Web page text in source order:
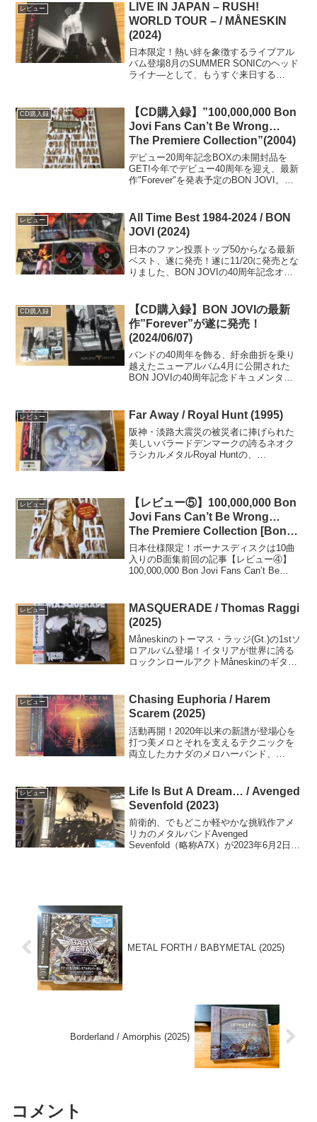
(200...
レビュー
LIVE IN JAPAN – RUSH!
WORLD TOUR – / MÅNESKIN
(2024)
日本限定！熱い絆を象徴するライブアル
バム登場8月のSUMMER SONICのヘッド
ライナ―として、もうすぐ来日する
う、理想的な人気の好循環を作り出そう
としています...
CD購入録
【CD購入録】”100,000,000 Bon
Jovi Fans Can’t Be Wrong…
The Premiere Collection”(2004)
デビュー20周年記念BOXの未開封品を
GET!今年でデビュー40周年を迎え、最新
作"Forever"を発表予定のBON JOVI。そ
Bon Jovi ...
レビュー
All Time Best 1984-2024 / BON
JOVI (2024)
日本のファン投票トップ50からなる最新
ベスト、遂に発売！遂に11/20に発売とな
りました、BON JOVIの40周年記念オー
ファンが選んだ究極の...
CD購入録
【CD購入録】BON JOVIの最新
作”Forever”が遂に発売！
(2024/06/07)
バンドの40周年を飾る、紆余曲折を乗り
越えたニューアルバム4月に公開された
BON JOVIの40周年記念ドキュメンタリ
してジ...
レビュー Far Away / Royal Hunt (1995)
阪神・淡路大震災の被災者に捧げられた
美しいバラードデンマークの誇るネオク
ラシカルメタルRoyal Huntの、
レビュー
【レビュー⑤】100,000,000 Bon
Jovi Fans Can’t Be Wrong…
The Premiere Collection [Bonus
Disc] (2004)
日本仕様限定！ボーナスディスクは10曲
入りのB面集前回の記事【レビュー④】
100,000,000 Bon Jovi Fans Can’t Be
レビュー
MASQUERADE / Thomas Raggi
(2025)
Måneskinのトーマス・ラッジ(Gt.)の1stソ
ロアルバム登場！イタリアが世界に誇る
ロックンロールアクトMåneskinのギタリ
ューサーを務め...
レビュー
Chasing Euphoria / Harem
Scarem (2025)
活動再開！2020年以来の新譜が登場心を
打つ美メロとそれを支えるテクニックを
両立したカナダのメロハーバンド、
した。こうしてアルバム...
レビュー
Life Is But A Dream… / Avenged
Sevenfold (2023)
前衛的、でもどこか軽やかな挑戦作アメ
リカのメタルバンドAvenged
Sevenfold（略称A7X）が2023年6月2日に
METAL FORTH / BABYMETAL (2025)
Borderland / Amorphis (2025)
コメント